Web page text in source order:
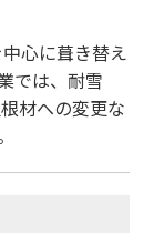
心に葺き替え
では、耐雪
材への変更な